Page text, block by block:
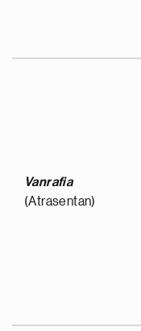
Vanrafia
(Atrasentan)